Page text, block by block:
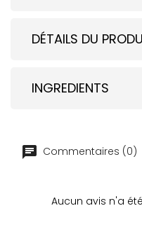
DÉTAILS DU
INGREDIENTS
Commentaires (0)
Aucun avis n'a